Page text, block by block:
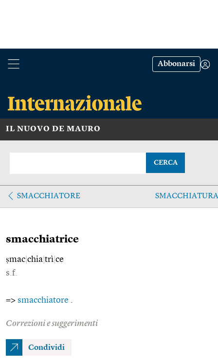
Abbonarsi
IL NUOVO DE MAURO
CERCA
SMACCHIATORE SMACCHIATURA
smacchiatrice
ṣmac chia trì ce
s.f.
=> smacchiatore
Correzioni e suggerimenti
Condividi